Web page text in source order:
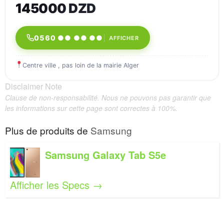
145000 DZD
0560 ●● ●● ●● AFFICHER
Centre ville , pas loin de la mairie Alger
Disclaimer Note
Clause de non-responsabilité. Nous ne pouvons pas garantir que
les informations sur cette page sont correctes à 100%.
Plus de produits de Samsung
Samsung Galaxy Tab S5e
Afficher les Specs →